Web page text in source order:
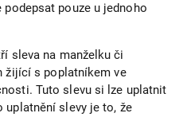
pouze u jednoho
sleva na manželku či
žijící s poplatníkem ve
Tuto slevu si lze uplatnit
uplatnění slevy je to, že